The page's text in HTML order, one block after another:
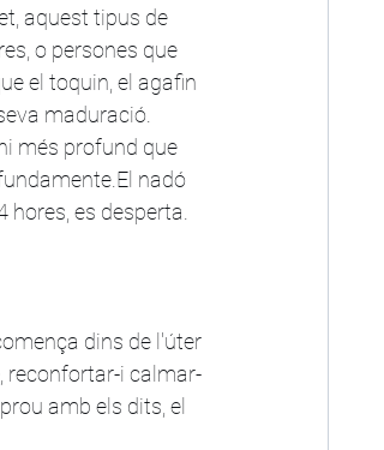
aquest tipus de
o persones que
el toquin, el agafin
maduració.
més profund que
nadó
es desperta.
dins de l'úter
reconfortar-i calmar-
amb els dits, el